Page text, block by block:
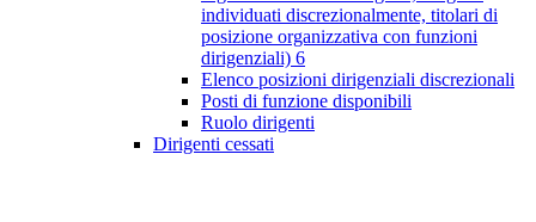
individuati discrezionalmente, titolari di
posizione organizzativa con funzioni
dirigenziali) 6
Elenco posizioni dirigenziali discrezionali
Posti di funzione disponibili
Ruolo dirigenti
Dirigenti cessati